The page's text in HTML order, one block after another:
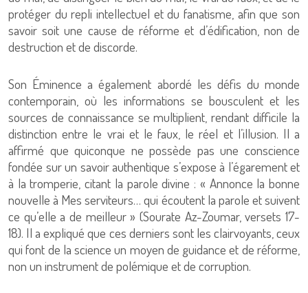
protéger du repli intellectuel et du fanatisme, afin que son
savoir soit une cause de réforme et d’édification, non de
destruction et de discorde.
Son Éminence a également abordé les défis du monde
contemporain, où les informations se bousculent et les
sources de connaissance se multiplient, rendant difficile la
distinction entre le vrai et le faux, le réel et l’illusion. Il a
affirmé que quiconque ne possède pas une conscience
fondée sur un savoir authentique s’expose à l’égarement et
à la tromperie, citant la parole divine : « Annonce la bonne
nouvelle à Mes serviteurs… qui écoutent la parole et suivent
ce qu’elle a de meilleur » (Sourate Az-Zoumar, versets 17-
18). Il a expliqué que ces derniers sont les clairvoyants, ceux
qui font de la science un moyen de guidance et de réforme,
non un instrument de polémique et de corruption.